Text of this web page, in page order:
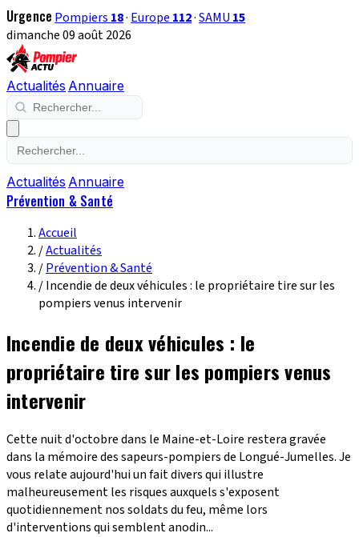
Urgence Pompiers 18· Europe 112·SAMU 15
dimanche 09 août 2026
Actualités Annuaire
Actualités Annuaire
Prévention & Santé
Accueil
/Actualités
/Prévention & Santé
/Incendie de deux véhicules : le propriétaire tire sur les
pompiers venus intervenir
Incendie de deux véhicules : le
propriétaire tire sur les pompiers venus
intervenir
Cette nuit d'octobre dans le Maine-et-Loire restera gravée
dans la mémoire des sapeurs-pompiers de Longué-Jumelles. Je
vous relate aujourd'hui un fait divers qui illustre
malheureusement les risques auxquels s'exposent
quotidiennement nos soldats du feu, même lors
d'interventions qui semblent anodin...